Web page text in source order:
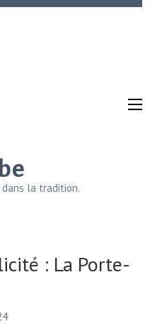
dans la tradition.
: La Porte-